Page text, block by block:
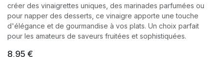
créer des vinaigrettes uniques, des marinades parfumées ou
pour napper des desserts, ce vinaigre apporte une touche
d'élégance et de gourmandise à vos plats. Un choix parfait
pour les amateurs de saveurs fruitées et sophistiquées.
8,95 €